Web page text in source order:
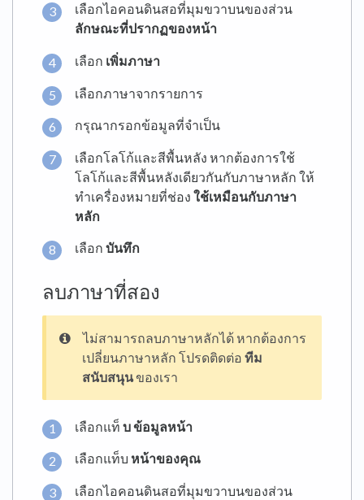
เลือกไอคอนดินสอที่มุมขวาบนของส่วน
ลักษณะที่ปรากฏของหน้า
เลือก เพิ่มภาษา
เลือกภาษาจากรายการ
กรุณากรอกข้อมูลที่จำเป็น
เลือกโลโก้และสีพื้นหลัง หากต้องการใช้
โลโก้และสีพื้นหลังเดียวกันกับภาษาหลัก ให้
ทำเครื่องหมายที่ช่อง ใช้เหมือนกับภาษา
หลัก
เลือก บันทึก
ลบภาษาที่สอง
ไม่สามารถลบภาษาหลักได้ หากต้องการ
เปลี่ยนภาษาหลัก โปรดติดต่อ ทีม
สนับสนุนของเรา
เลือกแท็ บข้อมูลหน้า
เลือกแท็บ หน้าของคุณ
เลือกไอคอนดินสอที่มุมขวาบนของส่วน